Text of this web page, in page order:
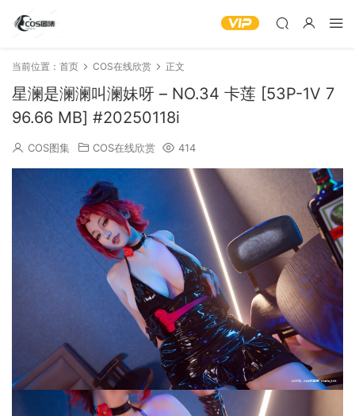
当前位置： 首页 COS在线欣赏 正文
星澜是澜澜叫澜妹呀 – NO.34 卡莲 [53P-1V 7
96.66 MB] #20250118i
COS图集 COS在线欣赏 414